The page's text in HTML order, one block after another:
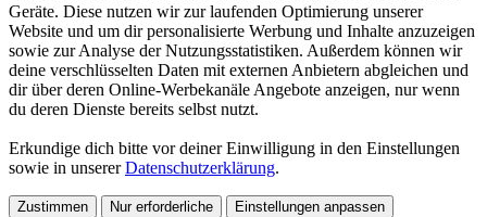
Geräte. Diese nutzen wir zur laufenden Optimierung unserer
Website und um dir personalisierte Werbung und Inhalte anzuzeigen
sowie zur Analyse der Nutzungsstatistiken. Außerdem können wir
deine verschlüsselten Daten mit externen Anbietern abgleichen und
dir über deren Online-Werbekanäle Angebote anzeigen, nur wenn
du deren Dienste bereits selbst nutzt.
Erkundige dich bitte vor deiner Einwilligung in den Einstellungen
sowie in unsererDatenschutzerklärung.
Zustimmen Nur erforderliche Einstellungen anpassen